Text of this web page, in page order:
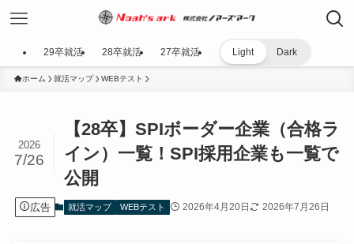
29卒就活 28卒就活 27卒就活 Light Dark
ホーム 就活マップ WEBテスト
【28卒】SPIボーダー企業（合格ラ
イン）一覧！SPI採用企業も一覧で
公開
2026
7/26
広告 就活マップ WEBテスト 2026年4月20日 2026年7月26日